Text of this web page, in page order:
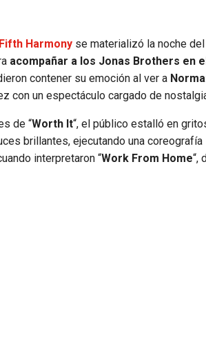
Fifth Harmony se materializó la noche
acompañar a los Jonas Brothers en
contener su emoción al ver a
con un espectáculo cargado de
de “Worth It“, el público estalló en
brillantes, ejecutando una
interpretaron “Work From Home“,